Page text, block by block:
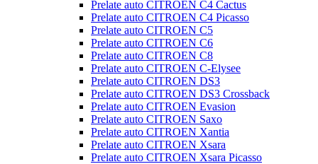
Prelate auto CITROEN C4 Cactus
Prelate auto CITROEN C4 Picasso
Prelate auto CITROEN C5
Prelate auto CITROEN C6
Prelate auto CITROEN C8
Prelate auto CITROEN C-Elysee
Prelate auto CITROEN DS3
Prelate auto CITROEN DS3 Crossback
Prelate auto CITROEN Evasion
Prelate auto CITROEN Saxo
Prelate auto CITROEN Xantia
Prelate auto CITROEN Xsara
Prelate auto CITROEN Xsara Picasso